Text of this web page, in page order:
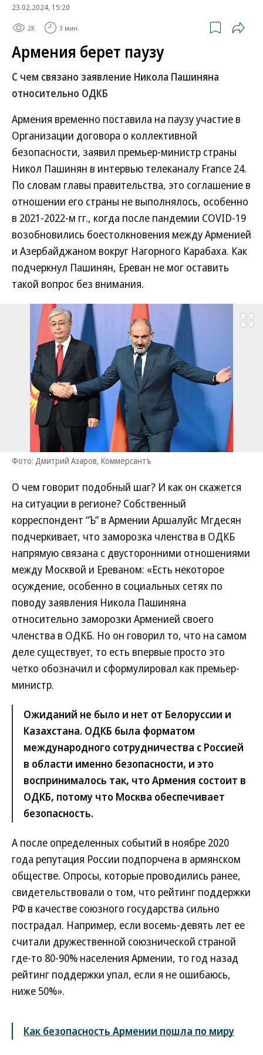
23.02.2024, 15:20
2K 3 мин.
Армения берет паузу
С чем связано заявление Никола Пашиняна
относительно ОДКБ
Армения временно поставила на паузу участие в
Организации договора о коллективной
безопасности, заявил премьер-министр страны
Никол Пашинян в интервью телеканалу France 24.
По словам главы правительства, это соглашение в
отношении его страны не выполнялось, особенно
в 2021-2022-м гг., когда после пандемии COVID-19
возобновились боестолкновения между Арменией
и Азербайджаном вокруг Нагорного Карабаха. Как
подчеркнул Пашинян, Ереван не мог оставить
такой вопрос без внимания.
Развернуть
Фото: Дмитрий Азаров, Коммерсантъ
О чем говорит подобный шаг? И как он скажется
на ситуации в регионе? Собственный
корреспондент “Ъ” в Армении Аршалуйс Мгдесян
подчеркивает, что заморозка членства в ОДКБ
напрямую связана с двусторонними отношениями
между Москвой и Ереваном: «Есть некоторое
осуждение, особенно в социальных сетях по
поводу заявления Никола Пашиняна
относительно заморозки Арменией своего
членства в ОДКБ. Но он говорил то, что на самом
деле существует, то есть впервые просто это
четко обозначил и сформулировал как премьер-
министр.
Ожиданий не было и нет от Белоруссии и
Казахстана. ОДКБ была форматом
международного сотрудничества с Россией
в области именно безопасности, и это
воспринималось так, что Армения состоит в
ОДКБ, потому что Москва обеспечивает
безопасность.
А после определенных событий в ноябре 2020
года репутация России подпорчена в армянском
обществе. Опросы, которые проводились ранее,
свидетельствовали о том, что рейтинг поддержки
РФ в качестве союзного государства сильно
пострадал. Например, если восемь-девять лет ее
считали дружественной союзнической страной
где-то 80-90% населения Армении, то год назад
рейтинг поддержки упал, если я не ошибаюсь,
ниже 50%».
Как безопасность Армении пошла по миру